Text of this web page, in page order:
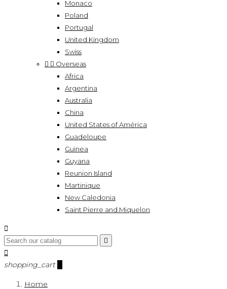
Monaco
Poland
Portugal
United Kingdom
Swiss
  Overseas
Africa
Argentina
Australia
China
United States of América
Guadeloupe
Guinea
Guyana
Reunion Island
Martinique
New Caledonia
Saint Pierre and Miquelon



shopping_cart
Home